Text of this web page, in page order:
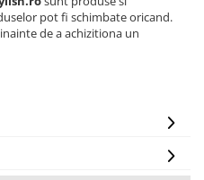
pot fi schimbate oricand.
de a achizitiona un